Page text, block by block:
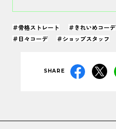
＃骨格ストレート ＃きれいめコーデ
＃日々コーデ
＃ショップスタッフ
SHARE